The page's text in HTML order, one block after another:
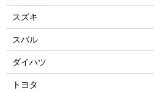
スズキ
スバル
ダイハツ
トヨタ